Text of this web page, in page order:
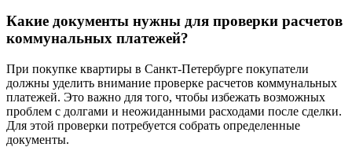
Какие документы нужны для проверки расчетов
коммунальных платежей?
При покупке квартиры в Санкт-Петербурге покупатели
должны уделить внимание проверке расчетов коммунальных
платежей. Это важно для того, чтобы избежать возможных
проблем с долгами и неожиданными расходами после сделки.
Для этой проверки потребуется собрать определенные
документы.